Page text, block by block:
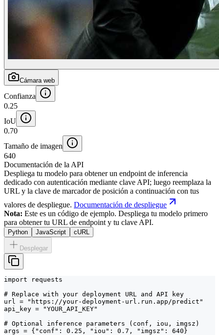
Cámara web
Confianza
0.25
IoU
0.70
Tamaño de imagen
640
Documentación de la API
Despliega tu modelo para obtener un endpoint de inferencia
dedicado con autenticación mediante clave API; luego reemplaza la
URL y la clave de marcador de posición a continuación con tus
valores de despliegue. Documentación de despliegue
Nota: Este es un código de ejemplo. Despliega tu modelo primero
para obtener tu URL de endpoint y tu clave API.
Python JavaScript cURL
Desplegar
import requests
# Replace with your deployment URL and API key
url = "https://your-deployment-url.run.app/predict"
api_key = "YOUR_API_KEY"
# Optional inference parameters (conf, iou, imgsz)
args = {"conf": 0.25, "iou": 0.7, "imgsz": 640}